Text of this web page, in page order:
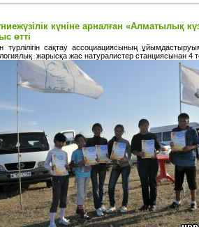
күніне арналған «Алматылық
өтті
сақтау ассоциациясының
жарысқа жас натуралистер станциясынан 4